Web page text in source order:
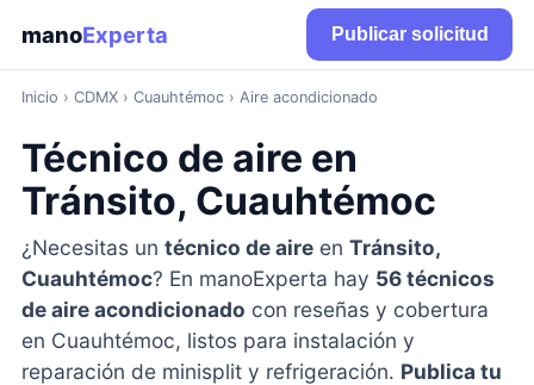
manoExperta Publicar solicitud
Inicio › CDMX› Cuauhtémoc › Aire acondicionado
Técnico de aire en
Tránsito, Cuauhtémoc
¿Necesitas un técnico de aireen Tránsito,
Cuauhtémoc? En manoExperta hay 56 técnicos
de aire acondicionado con reseñas y cobertura
en Cuauhtémoc, listos para instalación y
reparación de minisplit y refrigeración. Publica tu